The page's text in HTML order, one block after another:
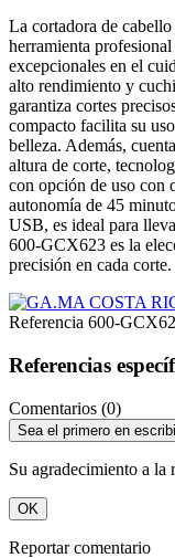
La cortadora de
herramienta
excepcionales en el
alto rendimiento y
garantiza cortes
compacto facilita su
belleza. Además,
altura de corte,
con opción de uso con
autonomía de 45
USB, es ideal para
600-GCX623 es la
precisión en cada corte.
Referencia 600-
Referencias
Comentarios (0)
Sea el primero en
Su agradecimiento a la
OK
Reportar comentario